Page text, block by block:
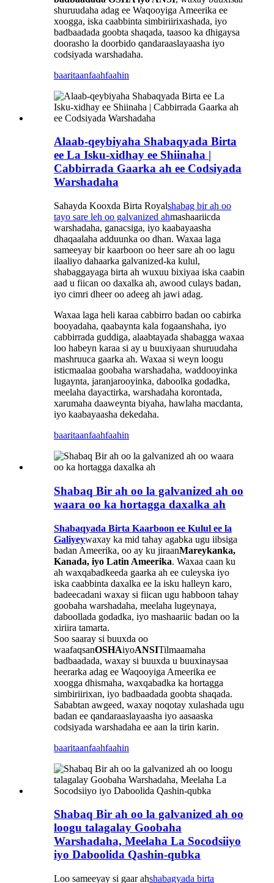
shuruudaha adag ee Waqooyiga Ameerika ee
xoogga, iska caabbinta simbiriirixashada, iyo
badbaadada goobta shaqada, taasoo ka dhigaysa
doorasho la doorbido qandaraaslayaasha iyo
codsiyada warshadaha.
baaritaanfaahfaahin
Alaab-qeybiyaha Shabaqyada Birta
ee La Isku-xidhay ee Shiinaha |
Cabbirrada Gaarka ah ee Codsiyada
Warshadaha
Sahayda Kooxda Birta Royalshabag bir ah oo
tayo sare leh oo galvanized ahmashaariicda
warshadaha, ganacsiga, iyo kaabayaasha
dhaqaalaha adduunka oo dhan. Waxaa laga
sameeyay bir kaarboon oo heer sare ah oo lagu
ilaaliyo dahaarka galvanized-ka kulul,
shabaggayaga birta ah wuxuu bixiyaa iska caabin
aad u fiican oo daxalka ah, awood culays badan,
iyo cimri dheer oo adeeg ah jawi adag.
Waxaa laga heli karaa cabbirro badan oo cabirka
booyadaha, qaabaynta kala fogaanshaha, iyo
cabbirrada guddiga, alaabtayada shabagga waxaa
loo habeyn karaa si ay u buuxiyaan shuruudaha
mashruuca gaarka ah. Waxaa si weyn loogu
isticmaalaa goobaha warshadaha, waddooyinka
lugaynta, jaranjarooyinka, daboolka godadka,
meelaha dayactirka, warshadaha korontada,
xarumaha daaweynta biyaha, hawlaha macdanta,
iyo kaabayaasha dekedaha.
baaritaanfaahfaahin
Shabaq Bir ah oo la galvanized ah oo
waara oo ka hortagga daxalka ah
Shabaqyada Birta Kaarboon ee Kulul ee la
Galiyeywaxay ka mid tahay agabka ugu iibsiga
badan Ameerika, oo ay ku jiraanMareykanka,
Kanada, iyo Latin Ameerika. Waxaa caan ku
ah waxqabadkeeda gaarka ah ee culeyska iyo
iska caabbinta daxalka ee la isku halleyn karo,
badeecadani waxay si fiican ugu habboon tahay
goobaha warshadaha, meelaha lugeynaya,
daboollada godadka, iyo mashaariic badan oo la
xiriira tamarta.
Soo saaray si buuxda oo
waafaqsanOSHAiyoANSITilmaamaha
badbaadada, waxay si buuxda u buuxinaysaa
heerarka adag ee Waqooyiga Ameerika ee
xoogga dhismaha, waxqabadka ka hortagga
simbiriirixan, iyo badbaadada goobta shaqada.
Sababtan awgeed, waxay noqotay xulashada ugu
badan ee qandaraaslayaasha iyo aasaaska
codsiyada warshadaha ee aan la tirin karin.
baaritaanfaahfaahin
Shabaq Bir ah oo la galvanized ah oo
loogu talagalay Goobaha
Warshadaha, Meelaha La Socodsiiyo
iyo Daboolida Qashin-qubka
Loo sameeyay si gaar ahshabagyada birta